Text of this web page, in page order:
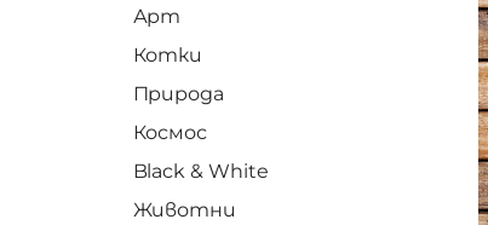
Арт
Котки
Природа
Космос
Black & White
Животни